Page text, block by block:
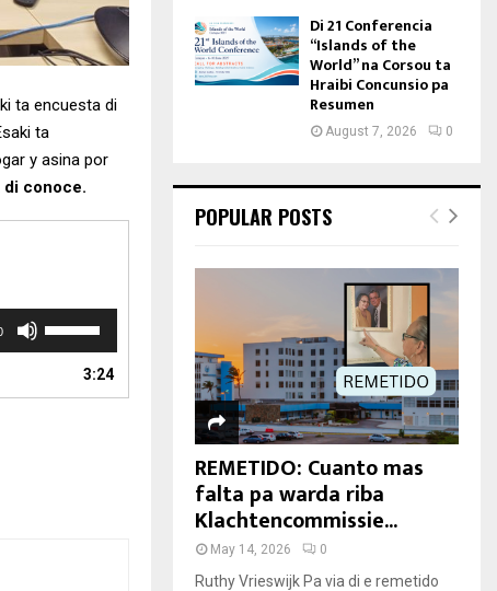
ta encuesta di
ta
y asina por
di conoce.
3:24
Di 21 Conferencia
“Islands of the
World” na Corsou ta
Hraibi Concunsio pa
Resumen
August 7, 2026 0
POPULAR POSTS
REMETIDO: Cuanto mas
falta pa warda riba
Klachtencommissie...
May 14, 2026 0
Ruthy Vrieswijk Pa via di e remetido